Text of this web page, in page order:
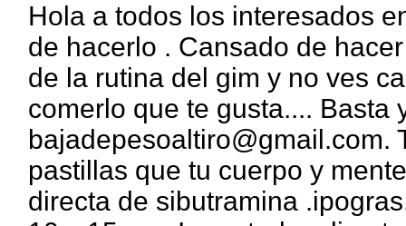
Hola a todos los interesados
de hacerlo . Cansado de
de la rutina del gim y no ves
comerlo que te gusta.... Basta
bajadepesoaltiro@gmail.com.
pastillas que tu cuerpo y
directa de sibutramina